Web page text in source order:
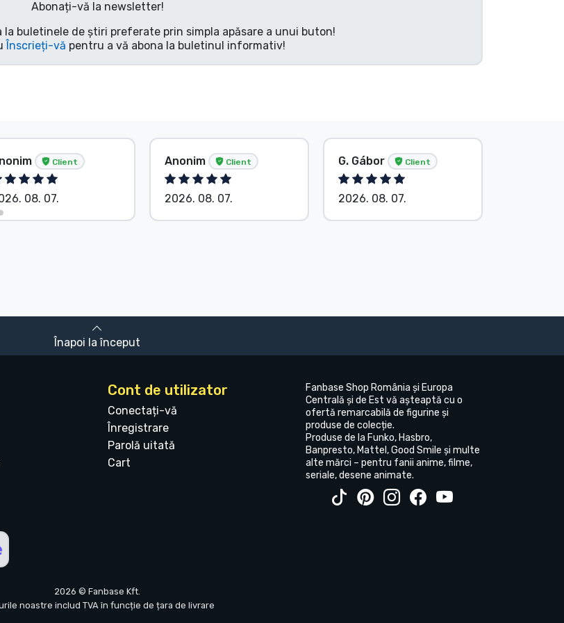
Abonați-vă la newsletter!
la buletinele de știri preferate prin simpla apăsare a unui buton!
Înscrieți-vă pentru a vă abona la buletinul informativ!
Client
08. 07.
Anonim Client
2026. 08. 07.
G. Gábor Client
2026. 08. 07.
Înapoi la început
Cont de utilizator
Conectați-vă
Înregistrare
Parolă uitată
Cart
Fanbase Shop România și Europa
Centrală și de Est vă așteaptă cu o
ofertă remarcabilă de figurine și
produse de colecție.
Produse de la Funko, Hasbro,
Banpresto, Mattel, Good Smile și multe
alte mărci – pentru fanii anime, filme,
seriale, desene animate.
2026 © Fanbase Kft.
noastre includ TVA în funcție de țara de livrare